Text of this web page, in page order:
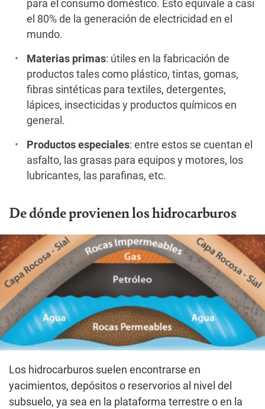
para el consumo doméstico. Esto equivale a casi
el 80% de la generación de electricidad en el
mundo.
Materias primas: útiles en la fabricación de
productos tales como plástico, tintas, gomas,
fibras sintéticas para textiles, detergentes,
lápices, insecticidas y productos químicos en
general.
Productos especiales: entre estos se cuentan el
asfalto, las grasas para equipos y motores, los
lubricantes, las parafinas, etc.
De dónde provienen los hidrocarburos
Los hidrocarburos suelen encontrarse en
yacimientos, depósitos o reservorios al nivel del
subsuelo, ya sea en la plataforma terrestre o en la